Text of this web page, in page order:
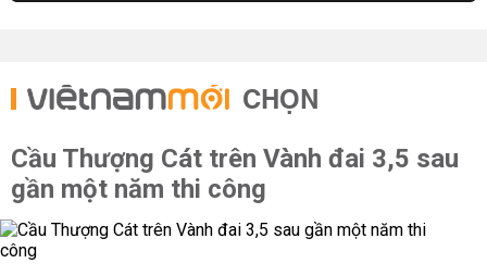
CHỌN
Cầu Thượng Cát trên Vành đai 3,5 sau
gần một năm thi công